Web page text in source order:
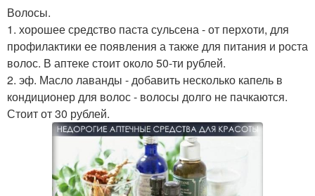
Волосы.
1. хорошее средство паста сульсена - от перхоти, для
профилактики ее появления а также для питания и роста
волос. В аптеке стоит около 50-ти рублей.
2. эф. Масло лаванды - добавить несколько капель в
кондиционер для волос - волосы долго не пачкаются.
Стоит от 30 рублей.